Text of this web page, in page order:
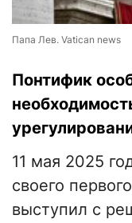
Папа Лев. Vatican news
Понтифик
11 мая 2025
своего
выступил с